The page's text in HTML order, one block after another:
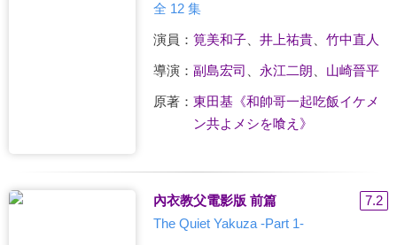
全 12 集
演員： 筧美和子、 井上祐貴、 竹中直人
導演： 副島宏司 永江二朗 山崎晉平
原著： 東田基《和帥哥一起吃飯イケメ
ン共よメシを喰え》
內衣教父電影版 前篇
7.2
The Quiet Yakuza -Part 1-